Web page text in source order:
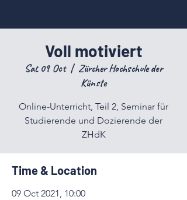
Voll motiviert
Sat 09 Oct
  |
Zürcher Hochschule der
Künste
Online-Unterricht, Teil 2, Seminar für
Studierende und Dozierende der
ZHdK
Time & Location
09 Oct 2021, 10:00